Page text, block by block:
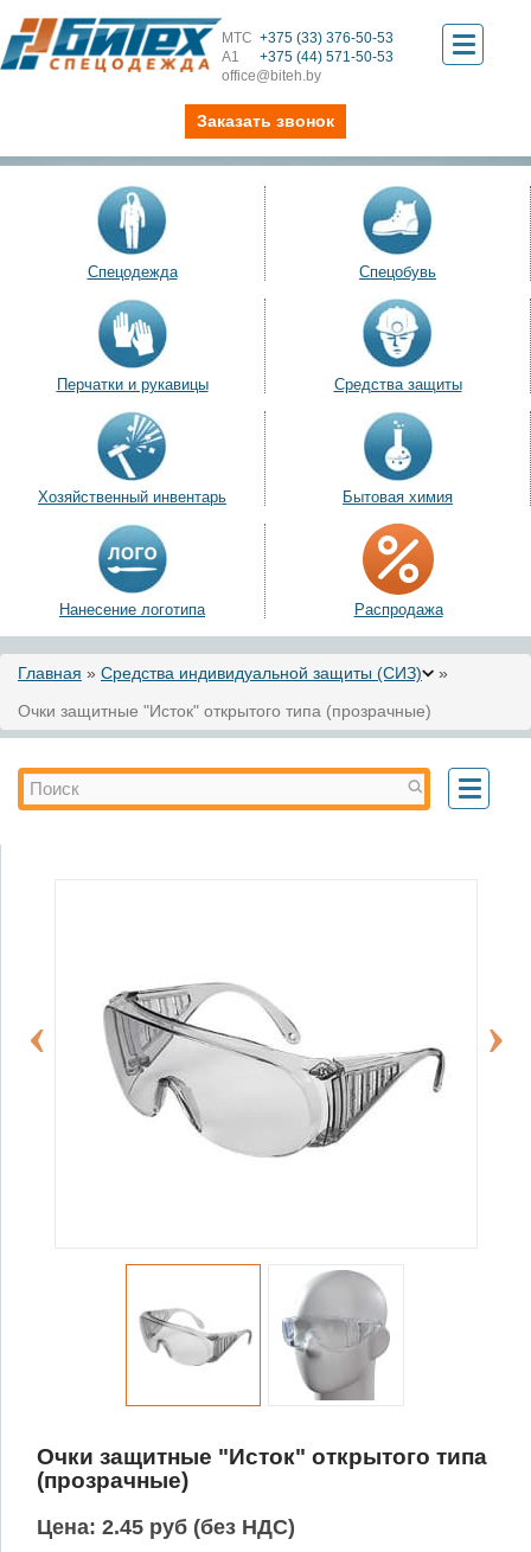
МТС +375 (33) 376-50-53
А1
+375 (44) 571-50-53
office@biteh.by
Toggle
Заказать звонок
Спецодежда Спецобувь
Перчатки и рукавицы Средства защиты
Хозяйственный инвентарь Бытовая химия
Нанесение логотипа Распродажа
Вы здесь
Главная » Средства индивидуальной защиты (СИЗ)
»
Очки защитные "Исток" открытого типа (прозрачные)
Форма поиска
Поиск
Toggle
Очки защитные "Исток" открытого типа
(прозрачные)
Цена: 2.45 руб (без НДС)